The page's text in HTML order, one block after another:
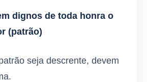
dignos de toda honra o
(patrão)
seja descrente, devem